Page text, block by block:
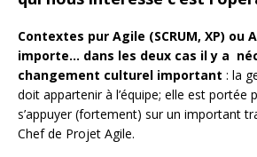
Contextes pur Agile (SCRUM, XP) ou
importe… dans les deux cas il y a
changement culturel important : la
doit appartenir à l’équipe; elle est portée
s’appuyer (fortement) sur un important
Chef de Projet Agile.